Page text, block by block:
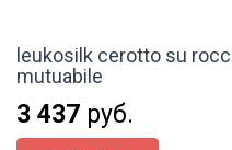
leukosilk cerotto su
mutuabile
3 437 руб.